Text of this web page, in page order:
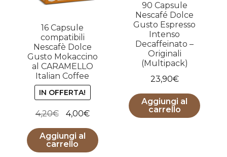
16 Capsule
compatibili
Nescafè Dolce
Gusto Mokaccino
al CARAMELLO
Italian Coffee
IN OFFERTA!
4,20€
prezzo
originale
era:
4,00€Il
prezzo
attuale
è:
Aggiungi al
carrello
90 Capsule
Nescafé Dolce
Gusto Espresso
Intenso
Decaffeinato –
Originali
(Multipack)
23,90€
Aggiungi al
carrello